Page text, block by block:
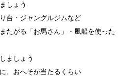
しょう
台・ジャングルジムなど
たがる「お馬さん」・風船を使った
ましょう
、おへそが当たるくらい